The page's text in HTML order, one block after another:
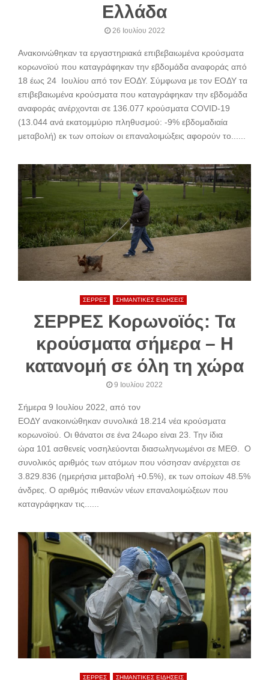
Ελλάδα
26 Ιουλίου 2022
Ανακοινώθηκαν τα εργαστηριακά επιβεβαιωμένα κρούσματα
κορωνοϊού που καταγράφηκαν την εβδομάδα αναφοράς από
18 έως 24 Ιουλίου από τον ΕΟΔΥ. Σύμφωνα με τον ΕΟΔΥ τα
επιβεβαιωμένα κρούσματα που καταγράφηκαν την εβδομάδα
αναφοράς ανέρχονται σε 136.077 κρούσματα COVID-19
(13.044 ανά εκατομμύριο πληθυσμού: -9% εβδομαδιαία
μεταβολή) εκ των οποίων οι επαναλοιμώξεις αφορούν το......
ΣΕΡΡΕΣ ΣΗΜΑΝΤΙΚΕΣ ΕΙΔΗΣΕΙΣ
ΣΕΡΡΕΣ Κορωνοϊός: Τα
κρούσματα σήμερα – Η
κατανομή σε όλη τη χώρα
9 Ιουλίου 2022
Σήμερα 9 Ιουλίου 2022, από τον
ΕΟΔΥ ανακοινώθηκαν συνολικά 18.214 νέα κρούσματα
κορωνοϊού. Oι θάνατοι σε ένα 24ωρο είναι 23. Την ίδια
ώρα 101 ασθενείς νοσηλεύονται διασωληνωμένοι σε ΜΕΘ. Ο
συνολικός αριθμός των ατόμων που νόσησαν ανέρχεται σε
3.829.836 (ημερήσια μεταβολή +0.5%), εκ των οποίων 48.5%
άνδρες. Ο αριθμός πιθανών νέων επαναλοιμώξεων που
καταγράφηκαν τις......
ΣΕΡΡΕΣ ΣΗΜΑΝΤΙΚΕΣ ΕΙΔΗΣΕΙΣ